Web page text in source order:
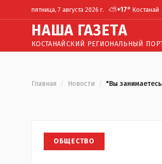
пятница, 7 августа 2026 г. ⛅+17° Костанай
НАША ГАЗЕТА
КОСТАНАЙСКИЙ РЕГИОНАЛЬНЫЙ
Главная / Новости / "Вы
ОБЩЕСТВО